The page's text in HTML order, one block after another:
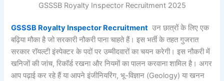
GSSSB Royalty Inspector Recruitment 2025
GSSSB Royalty Inspector Recruitment उन छात्रों के लिए एक
बढ़िया मौका है जो सरकारी नौकरी पाना चाहते हैं। इस भर्ती के तहत गुजरात
सरकार रॉयल्टी इंस्पेक्टर के पदों पर उम्मीदवारों का चयन करेगी। इस नौकरी में
खनिजों की जांच, रिकॉर्ड रखना और नियमों का पालन करवाना शामिल है। अगर
आप पढ़ाई कर रहे हैं या आपने इंजीनियरिंग, भू-विज्ञान (Geology) या खनन